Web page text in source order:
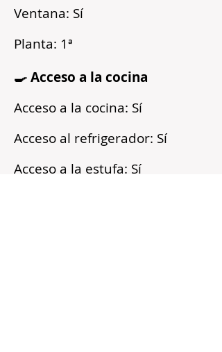
Ventana: Sí
Planta: 1ª
🍳 Acceso a la cocina
Acceso a la cocina: Sí
Acceso al refrigerador: Sí
Acceso a la estufa: Sí